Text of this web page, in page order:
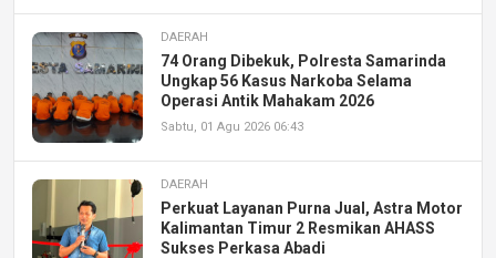
DAERAH
74 Orang Dibekuk, Polresta Samarinda
Ungkap 56 Kasus Narkoba Selama
Operasi Antik Mahakam 2026
Sabtu, 01 Agu 2026 06:43
DAERAH
Perkuat Layanan Purna Jual, Astra Motor
Kalimantan Timur 2 Resmikan AHASS
Sukses Perkasa Abadi